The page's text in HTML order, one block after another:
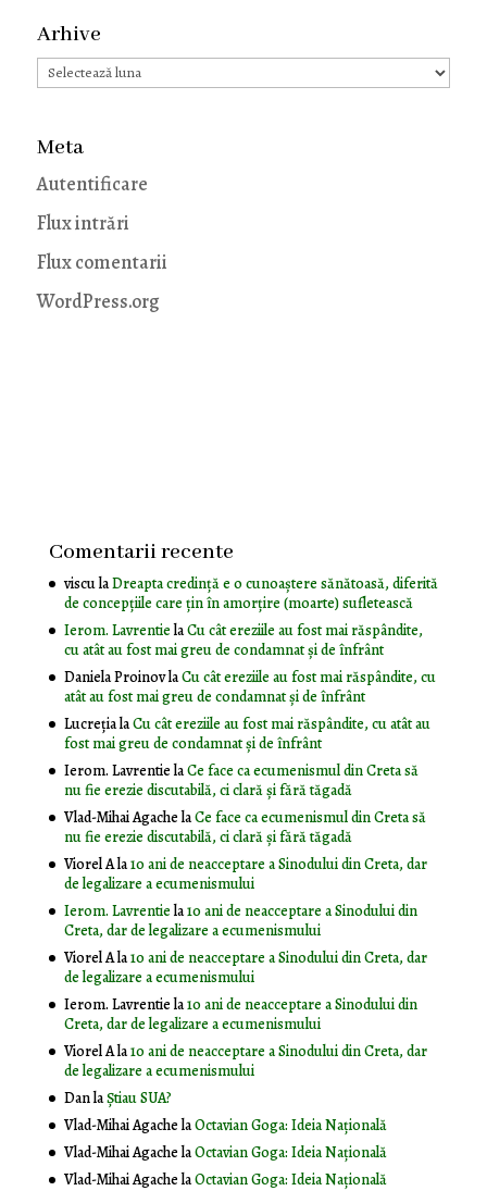
Arhive
Arhive
Meta
Autentificare
Flux intrări
Flux comentarii
WordPress.org
Comentarii recente
visculaDreapta credință e o cunoaștere sănătoasă, diferită
de concepțiile care țin în amorțire (moarte) sufletească
Ierom. LavrentielaCu cât ereziile au fost mai răspândite,
cu atât au fost mai greu de condamnat și de înfrânt
Daniela ProinovlaCu cât ereziile au fost mai răspândite, cu
atât au fost mai greu de condamnat și de înfrânt
LucrețialaCu cât ereziile au fost mai răspândite, cu atât au
fost mai greu de condamnat și de înfrânt
Ierom. LavrentielaCe face ca ecumenismul din Creta să
nu fie erezie discutabilă, ci clară și fără tăgadă
Vlad-Mihai AgachelaCe face ca ecumenismul din Creta să
nu fie erezie discutabilă, ci clară și fără tăgadă
Viorel Ala10 ani de neacceptare a Sinodului din Creta, dar
de legalizare a ecumenismului
Ierom. Lavrentiela10 ani de neacceptare a Sinodului din
Creta, dar de legalizare a ecumenismului
Viorel Ala10 ani de neacceptare a Sinodului din Creta, dar
de legalizare a ecumenismului
Ierom. Lavrentiela10 ani de neacceptare a Sinodului din
Creta, dar de legalizare a ecumenismului
Viorel Ala10 ani de neacceptare a Sinodului din Creta, dar
de legalizare a ecumenismului
DanlaȘtiau SUA?
Vlad-Mihai AgachelaOctavian Goga: Ideia Naţională
Vlad-Mihai AgachelaOctavian Goga: Ideia Naţională
Vlad-Mihai AgachelaOctavian Goga: Ideia Naţională